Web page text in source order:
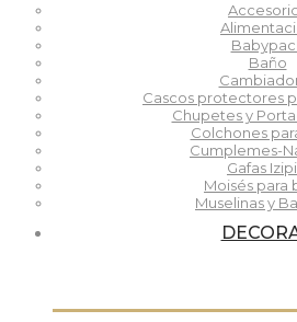
Baño
Cascos protectores
Chupetes y
Colchones
Cumplemes-
Gafas
Moisés para
Muselinas y